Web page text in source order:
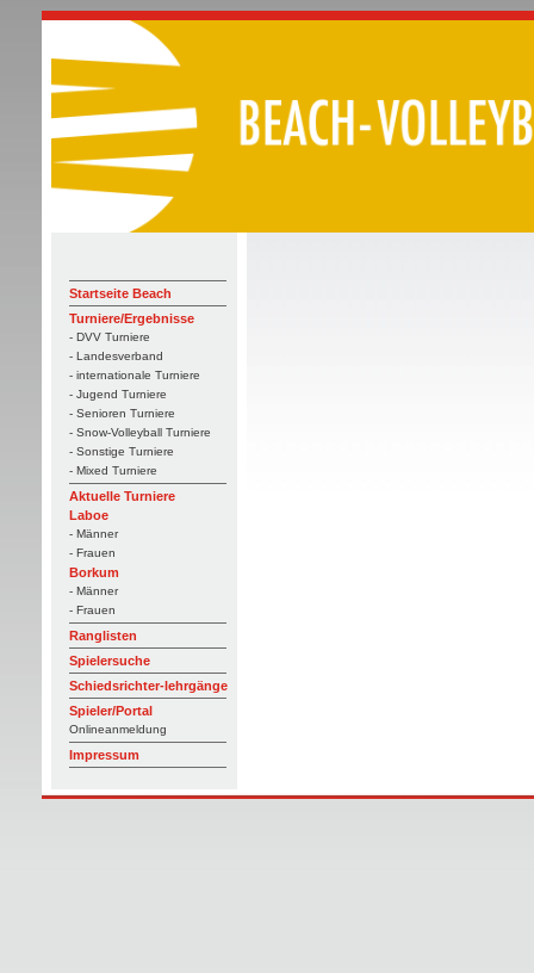
Startseite Beach
Turniere/Ergebnisse
- DVV Turniere
- Landesverband
- internationale Turniere
- Jugend Turniere
- Senioren Turniere
- Snow-Volleyball Turniere
- Sonstige Turniere
- Mixed Turniere
Aktuelle Turniere
Laboe
- Männer
- Frauen
Borkum
- Männer
- Frauen
Ranglisten
Spielersuche
Schiedsrichter-lehrgänge
Spieler/Portal
Onlineanmeldung
Impressum